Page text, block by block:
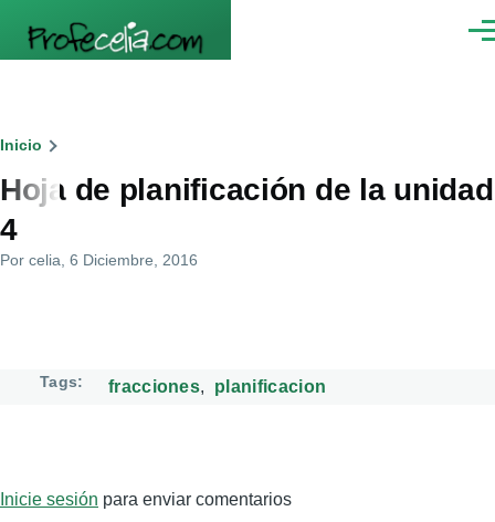
Ruta
de
navegación
Inicio
Hoja de planificación de la unidad
4
Por celia , 6 Diciembre, 2016
Tags fracciones planificacion
Inicie sesión para enviar comentarios